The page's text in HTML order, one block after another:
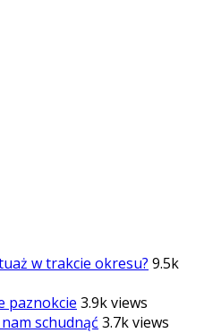
w trakcie okresu? 9.5k
paznokcie 3.9k views
schudnąć 3.7k views